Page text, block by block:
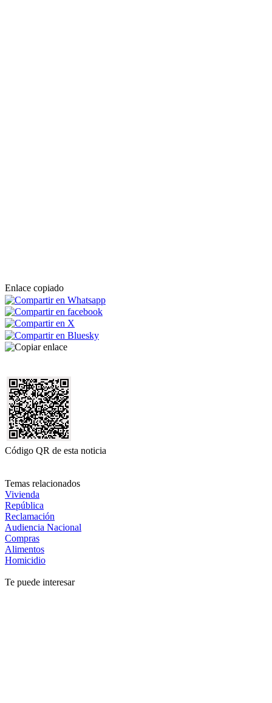
Enlace copiado
Código QR de esta noticia
Temas relacionados
Vivienda
República
Reclamación
Audiencia Nacional
Compras
Alimentos
Homicidio
Te puede interesar